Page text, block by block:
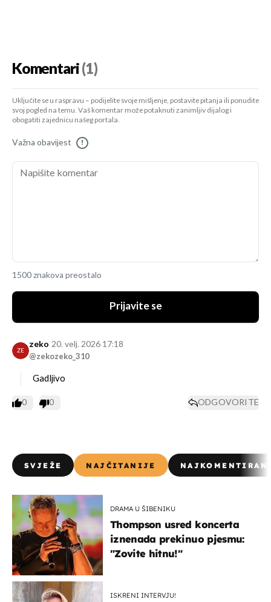
Komentari(1)
Uključite se u raspravu – podijelite svoje mišljenje, postavite pitanja ili ponudite
svoj pogled na temu. Vaš komentar može potaknuti zanimljiv dijalog i
obogatiti zajednicu našeg portala.
Važna obavijest !
1500 znakova preostalo
Prijavite se
ZE
zeko
@zekozeko_310
20. velj. 2026 17:18
Gadljivo
0 0 ODGOVORITE
SVJEŽE NAJČITANIJE
DRAMA U ŠIBENIKU
Thompson usred koncerta
iznenada prekinuo pjesmu:
"Zovite hitnu!"
ISKRENI INTERVJU!